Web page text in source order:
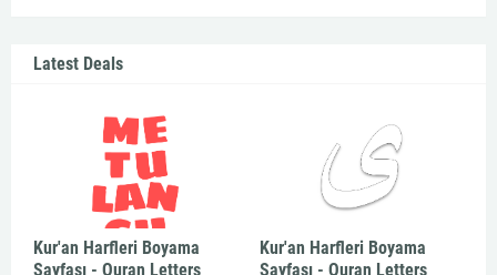
Latest Deals
Kur'an Harfleri Boyama
Sayfası - Quran Letters
Kur'an Harfleri Boyama
Sayfası - Quran Letters